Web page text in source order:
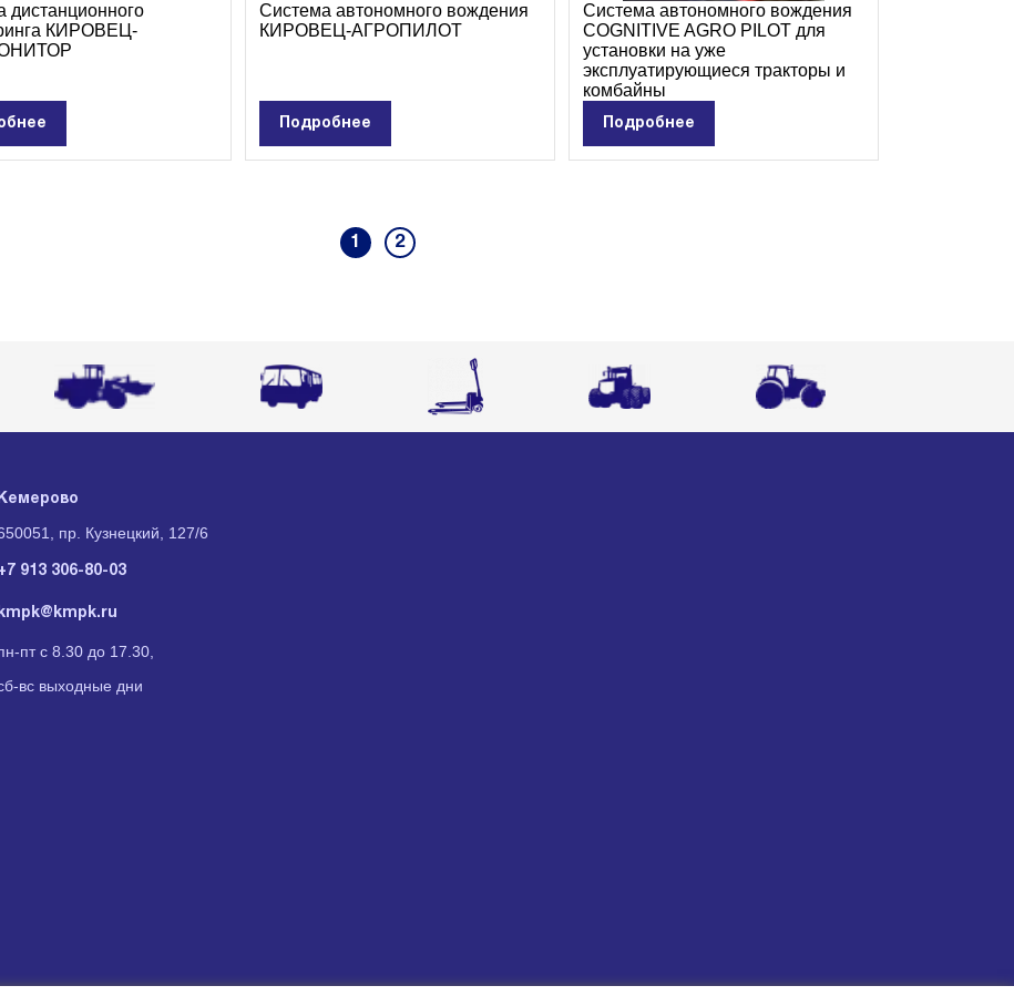
дистанционного
КИРОВЕЦ-
Система автономного вождения
КИРОВЕЦ-АГРОПИЛОТ
Подробнее
Система автономного вождения
COGNITIVE AGRO PILOT для
установки на уже
эксплуатирующиеся тракторы и
комбайны
Подробнее
1 2
Кемерово
пр. Кузнецкий, 127/6
913 306-80-03
kmpk@kmpk.ru
пт с 8.30 до 17.30,
вс выходные дни